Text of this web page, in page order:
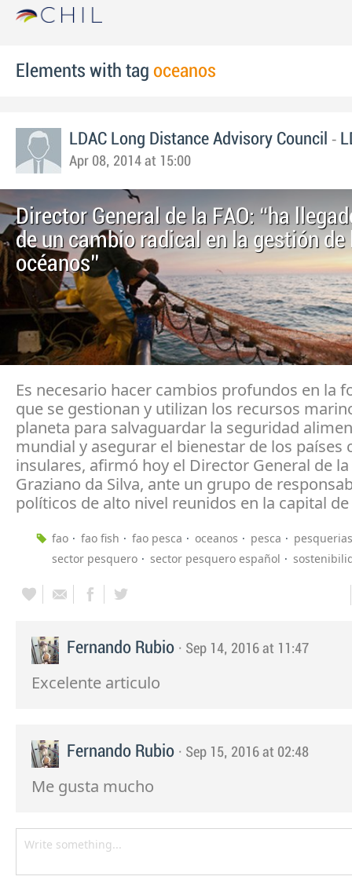
Elements with tag oceanos
LDAC Long Distance Advisory Council -
Apr 08, 2014 at 15:00
Director General de la FAO: “ha
de un cambio radical en la gestión de
océanos”
Es necesario hacer cambios profundos en la
que se gestionan y utilizan los recursos
planeta para salvaguardar la seguridad
mundial y asegurar el bienestar de los países
insulares, afirmó hoy el Director General de la
Graziano da Silva, ante un grupo de
políticos de alto nivel reunidos en la capital de
fao fao fish fao pesca oceanos pesca
pesquerias
sector pesquero
sector pesquero español
Fernando Rubio · Sep 14, 2016 at 11:47
Excelente articulo
Fernando Rubio · Sep 15, 2016 at 02:48
Me gusta mucho